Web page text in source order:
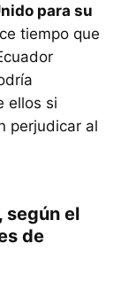
para su
tiempo que
ellos si
perjudicar al
según el
de